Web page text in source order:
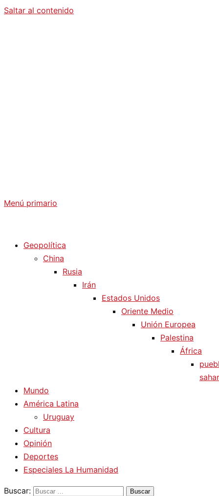
Saltar al contenido
Menú primario
Geopolítica
China
Rusia
Irán
Estados Unidos
Oriente Medio
Unión Europea
Palestina
África
Mundo
América Latina
Uruguay
Cultura
Opinión
Deportes
Especiales La Humanidad
Buscar: